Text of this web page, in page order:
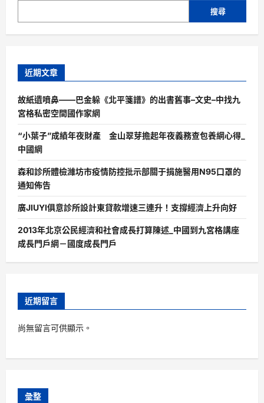
搜尋
近期文章
故紙遺噴鼻——巴金躲《北平箋譜》的出書舊事–文史–中找九
宮格私密空間國作家網
“小葉子”成績年夜財產 金山翠芽擔起年夜義務查包養網心得_
中國網
森和診所體檢濰坊市疫情防控批示部關于捐施醫用N95口罩的
通知佈告
廣JIUYI俱意診所設計東貸款增速三連升！支撐經濟上升向好
2013年北京公民經濟和社會成長打算陳述_中國到九宮格講座
成長門戶網－國度成長門戶
近期留言
尚無留言可供顯示。
彙整